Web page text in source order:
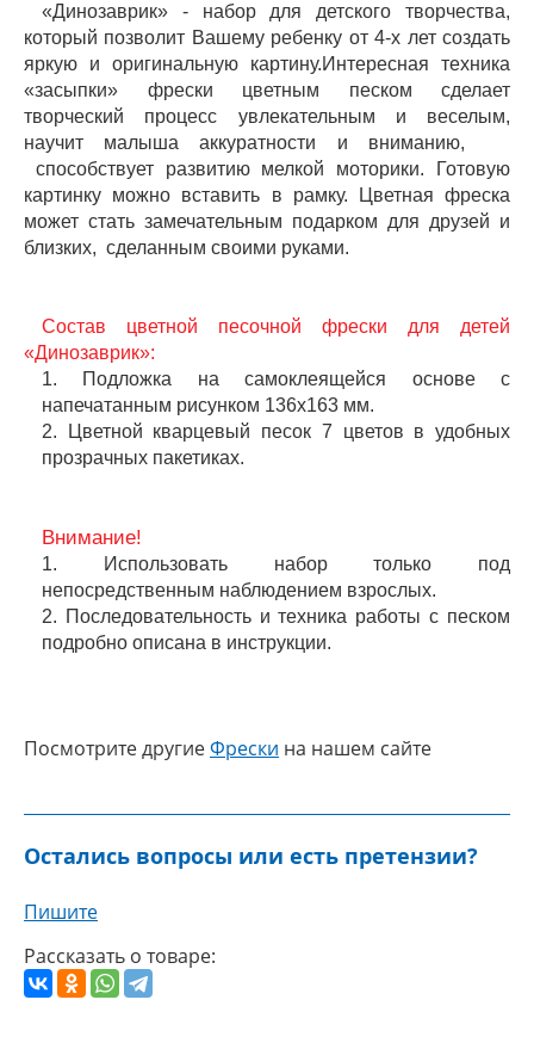
«Динозаврик» - набор для детского творчества,
который позволит Вашему ребенку от 4-х лет создать
яркую и оригинальную картину.Интересная техника
«засыпки» фрески цветным песком сделает
творческий процесс увлекательным и веселым,
научит малыша аккуратности и вниманию,
способствует развитию мелкой моторики. Готовую
картинку можно вставить в рамку. Цветная фреска
может стать замечательным подарком для друзей и
близких, сделанным своими руками.
Состав цветной песочной фрески для детей
«Динозаврик»:
1. Подложка на самоклеящейся основе с
напечатанным рисунком 136х163 мм.
2. Цветной кварцевый песок 7 цветов в удобных
прозрачных пакетиках.
Внимание!
1. Использовать набор только под
непосредственным наблюдением взрослых.
2. Последовательность и техника работы с песком
подробно описана в инструкции.
Посмотрите другиеФрески на нашем сайте
Остались вопросы или есть претензии?
Пишите
Рассказать о товаре: